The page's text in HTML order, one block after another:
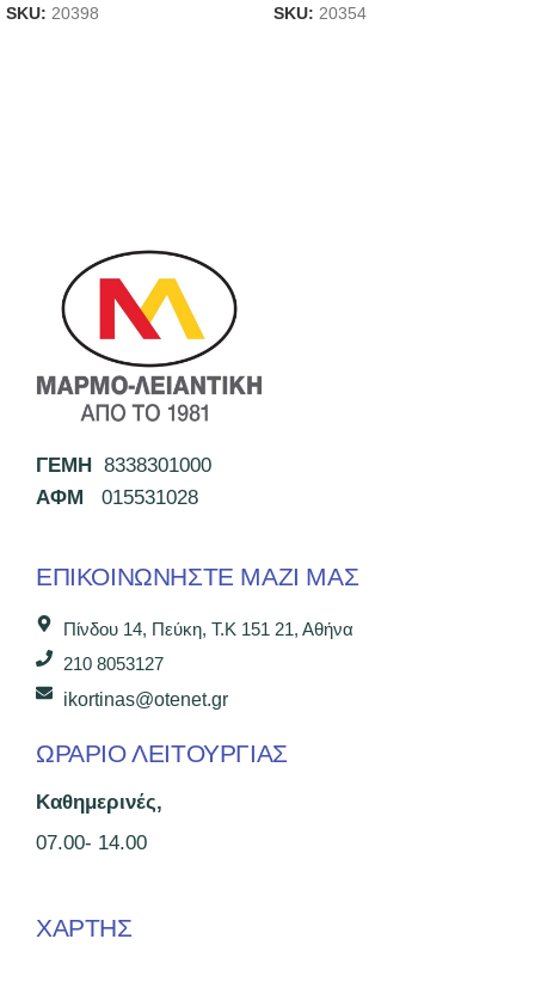
SKU: 20398 SKU: 20354
ΓΕΜΗ 8338301000
ΑΦΜ 015531028
ΕΠΙΚΟΙΝΩΝΉΣΤΕ ΜΑΖΊ ΜΑΣ
Πίνδου 14, Πεύκη, Τ.Κ 151 21, Αθήνα
210 8053127
ikortinas@otenet.gr
ΩΡΑΡΙΟ ΛΕΙΤΟΥΡΓΙΑΣ
Καθημερινές,
07.00- 14.00
ΧΑΡΤΗΣ